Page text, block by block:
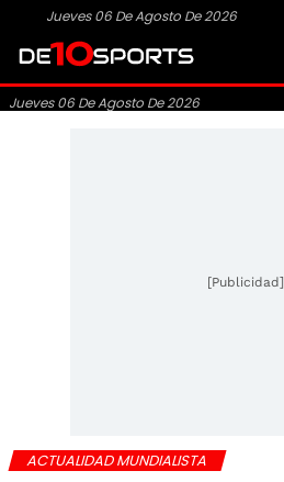
Jueves 06 De Agosto De 2026
Jueves 06 De Agosto De 2026
[Publicidad]
ACTUALIDAD MUNDIALISTA